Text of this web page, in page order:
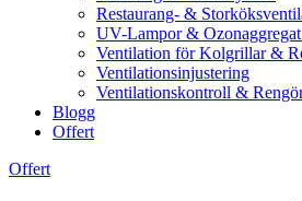
Restaurang- &
UV-Lampor &
Ventilation för Kolgrillar &
Ventilationsinjustering
Ventilationskontroll &
Blogg
Offert
Offert